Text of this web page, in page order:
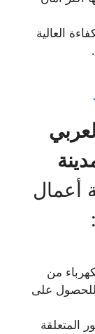
العالية
أعمال
من
على
أمور المتعلقة